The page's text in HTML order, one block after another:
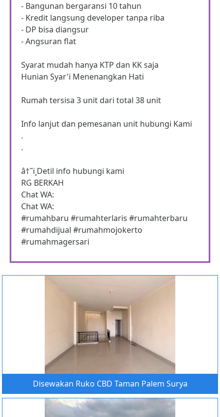
- Bangunan bergaransi 10 tahun
- Kredit langsung developer tanpa riba
- DP bisa diangsur
- Angsuran flat
Syarat mudah hanya KTP dan KK saja
Hunian Syar'i Menenangkan Hati
Rumah tersisa 3 unit dari total 38 unit
Info lanjut dan pemesanan unit hubungi Kami
.
.
â†˜ï¸Detil info hubungi kami
RG BERKAH
Chat WA:
Chat WA:
#rumahbaru #rumahterlaris #rumahterbaru
#rumahdijual #rumahmojokerto
#rumahmagersari
Disewakan Ruko CBD Taman Palem Surya